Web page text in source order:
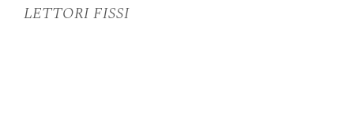
LETTORI FISSI